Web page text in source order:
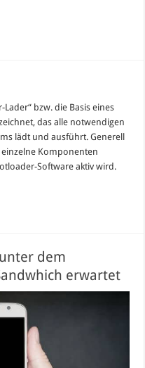
Lader“ bzw. die Basis eines
das alle notwendigen
lädt und ausführt. Generell
einzelne Komponenten
Software aktiv wird.
dem
erwartet